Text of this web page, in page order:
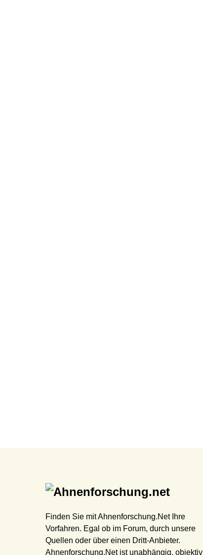
Finden Sie mit Ahnenforschung.Net Ihre
Vorfahren. Egal ob im Forum, durch unsere
Quellen oder über einen Dritt-Anbieter.
Ahnenforschung.Net ist unabhängig, objektiv